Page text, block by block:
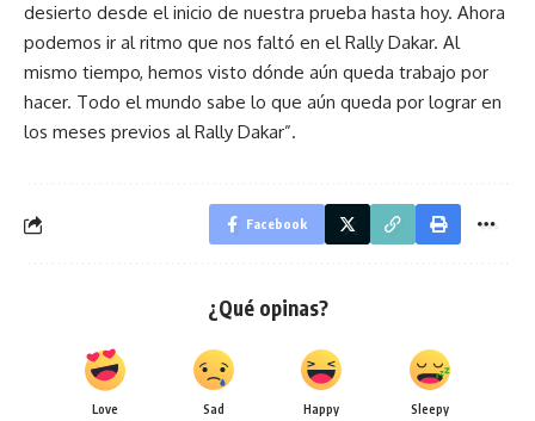
desierto desde el inicio de nuestra prueba hasta hoy. Ahora
podemos ir al ritmo que nos faltó en el Rally Dakar. Al
mismo tiempo, hemos visto dónde aún queda trabajo por
hacer. Todo el mundo sabe lo que aún queda por lograr en
los meses previos al Rally Dakar”.
Facebook
¿Qué opinas?
Love Sad Happy Sleepy